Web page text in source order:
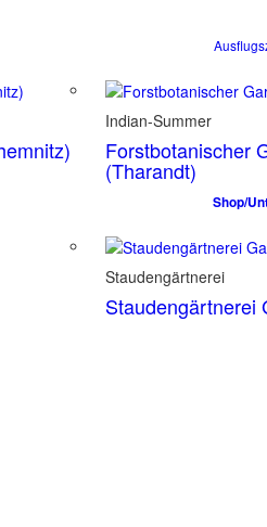
Indian-Summer
Forstbotanischer
(Tharandt)
Shop/
Staudengärtnerei
Staudengärtnerei